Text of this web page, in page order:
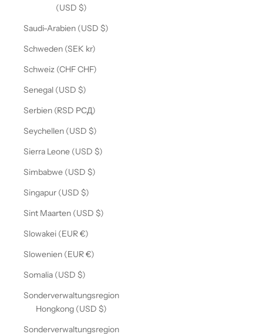
(USD $)
Saudi-Arabien (USD $)
Schweden (SEK kr)
Schweiz (CHF CHF)
Senegal (USD $)
Serbien (RSD РСД)
Seychellen (USD $)
Sierra Leone (USD $)
Simbabwe (USD $)
Singapur (USD $)
Sint Maarten (USD $)
Slowakei (EUR €)
Slowenien (EUR €)
Somalia (USD $)
Sonderverwaltungsregion
Hongkong (USD $)
Sonderverwaltungsregion